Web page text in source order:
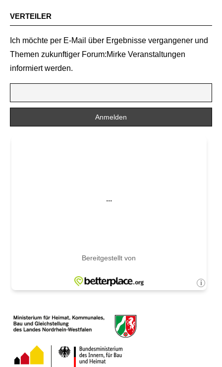
VERTEILER
Ich möchte per E-Mail über Ergebnisse vergangener und
Themen zukunftiger Forum:Mirke Veranstaltungen
informiert werden.